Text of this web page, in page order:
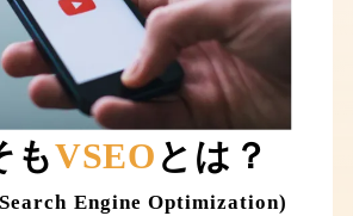
もVSEO とは？
Engine Optimization)